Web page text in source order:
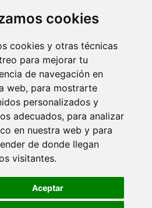
cookies
cookies y otras técnicas
para mejorar tu
de navegación en
web, para mostrarte
personalizados y
adecuados, para analizar
en nuestra web y para
de donde llegan
visitantes.
Aceptar
preferences
vinosexcelentes.com